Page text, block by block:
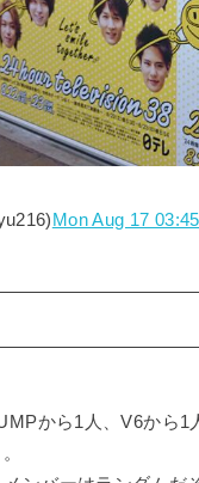
Mon Aug 17
から1人、V6から